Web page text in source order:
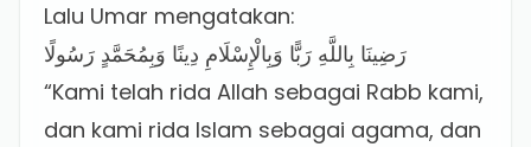
Lalu Umar mengatakan:
رَضِينَا بِاللَّهِ رَبًّا وَبِالْإِسْلَامِ دِينًا وَبِمُحَمَّدٍ رَسُولًا
“Kami telah rida Allah sebagai Rabb kami,
dan kami rida Islam sebagai agama, dan